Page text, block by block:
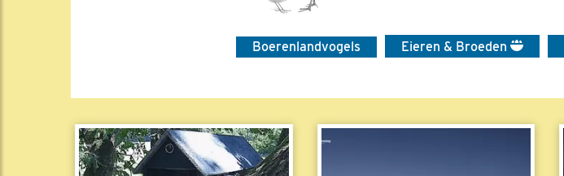
Boerenlandvogels Eieren & Broeden